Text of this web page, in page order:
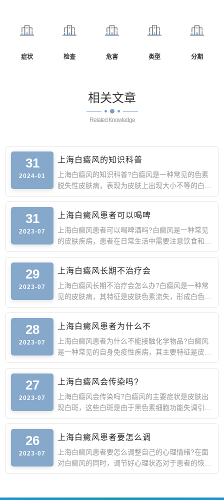
症状 检查 危害 类型 分期
相关文章
Related Knowledge
31
2024-01
上海白癜风的知识科普
上海白癜风的知识科普?白癜风是一种常见的色素
脱失性皮肤病，表现为皮肤上出现大小不等的白
斑。白斑可以出现在
31
2023-07
上海白癜风患者可以喝啤
上海白癜风患者可以喝啤酒吗?白癜风是一种常见
的皮肤疾病，患者在日常生活中需要注意饮食和生
活习惯的调整。那
29
2023-07
上海白癜风长期不治疗会
上海白癜风长期不治疗会怎么办?白癜风是一种常
见的皮肤病，其特征是皮肤色素流失，形成白色斑
块。白癜风本身虽
28
2023-07
上海白癜风患者为什么不
上海白癜风患者为什么不能接触化学物品?白癜风
是一种常见的自身免疫性疾病，其主要特征是皮
肤、黏膜等处出现白
27
2023-07
上海白癜风会传染吗?
上海白癜风会传染吗?白癜风的主要症状是皮肤出
现白斑，这些白斑是由于黑色素细胞功能失调引起
的。白斑的形状、
26
2023-07
上海白癜风患者要怎么调
上海白癜风患者要怎么调整自己的心理情绪?在面
对白癜风的同时，调节好心理状态对于患者的恢复
非常重要。那么，